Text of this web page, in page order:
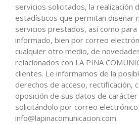
servicios solicitados, la realización
estadísticos que permitan diseñar
servicios prestados, así como
informado, bien por correo
cualquier otro medio, de
relacionados con LA PIÑA
clientes. Le informamos de la
derechos de acceso, rectificación,
oposición de sus datos de
solicitándolo por correo electrónico
info@lapinacomunicacion.com.